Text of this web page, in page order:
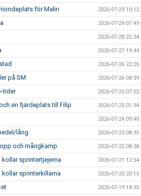
för Malin 2026-07-29 10:12
2026-07-29 07:49
2026-07-28 22:34
2026-07-27 19:44
2026-07-26 22:26
på SM 2026-07-26 08:39
tider 2026-07-25 07:02
en fjärdeplats till Filip 2026-07-25 01:34
2026-07-24 09:40
lång 2026-07-23 08:35
och mångkamp 2026-07-22 08:38
sprintertjejerna 2026-07-21 12:54
kollar sprinterkillarna 2026-07-20 20:15
2026-07-19 18:35